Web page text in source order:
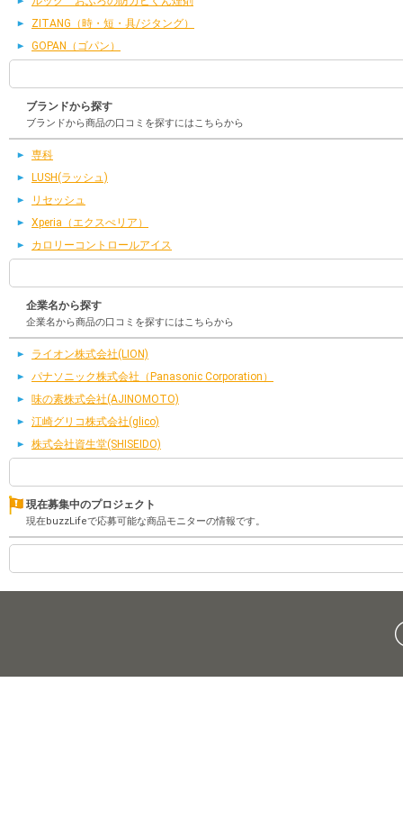
ZITANG（時・短・具/ジタング）
GOPAN（ゴパン）
ブランドから探す
ブランドから商品の口コミを探すにはこちらから
専科
LUSH(ラッシュ)
リセッシュ
Xperia（エクスぺリア）
カロリーコントロールアイス
企業名から探す
企業名から商品の口コミを探すにはこちらから
ライオン株式会社(LION)
パナソニック株式会社（Panasonic Corporation）
味の素株式会社(AJINOMOTO)
江崎グリコ株式会社(glico)
株式会社資生堂(SHISEIDO)
現在募集中のプロジェクト
現在buzzLifeで応募可能な商品モニターの情報です。